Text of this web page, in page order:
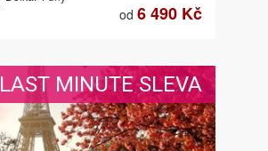
od 6 490 Kč
LAST MINUTE SLEVA